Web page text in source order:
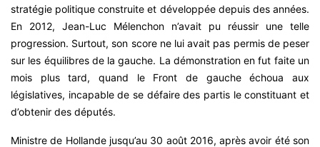
stratégie politique construite et développée depuis des années.
En 2012, Jean-Luc Mélenchon n’avait pu réussir une telle
progression. Surtout, son score ne lui avait pas permis de peser
sur les équilibres de la gauche. La démonstration en fut faite un
mois plus tard, quand le Front de gauche échoua aux
législatives, incapable de se défaire des partis le constituant et
d’obtenir des députés.
Ministre de Hollande jusqu’au 30 août 2016, après avoir été son